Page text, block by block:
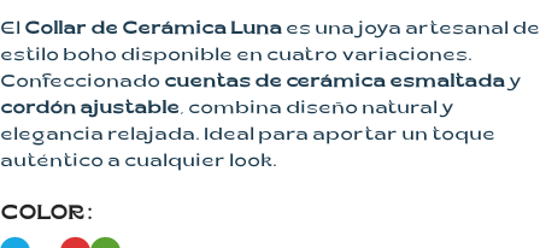
El Collar de Cerámica Luna es una joya artesanal de
estilo boho disponible en cuatro variaciones.
Confeccionado cuentas de cerámica esmaltaday
cordón ajustable, combina diseño natural y
elegancia relajada. Ideal para aportar un toque
auténtico a cualquier look.
COLOR